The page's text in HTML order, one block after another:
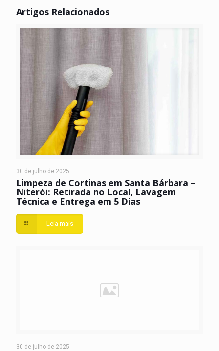
Artigos Relacionados
30 de julho de 2025
Limpeza de Cortinas em Santa Bárbara –
Niterói: Retirada no Local, Lavagem
Técnica e Entrega em 5 Dias
Leia mais
30 de julho de 2025